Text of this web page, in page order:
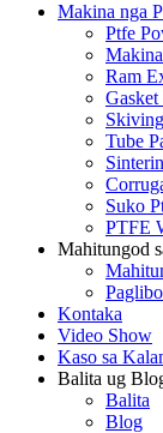
Makina nga
Ptfe
Ram
Gasket
Tube
Suko
PTFE
Mahitungod
Kontaka
Video Show
Kaso sa
Balita ug
Balita
Blog